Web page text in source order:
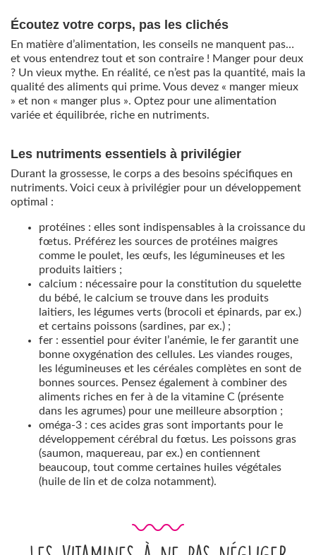
Écoutez votre corps, pas les clichés
En matière d’alimentation, les conseils ne manquent pas…
et vous entendrez tout et son contraire ! Manger pour deux
? Un vieux mythe. En réalité, ce n’est pas la quantité, mais la
qualité des aliments qui prime. Vous devez « manger mieux
» et non « manger plus ». Optez pour une alimentation
variée et équilibrée, riche en nutriments.
Les nutriments essentiels à privilégier
Durant la grossesse, le corps a des besoins spécifiques en
nutriments. Voici ceux à privilégier pour un développement
optimal :
protéines : elles sont indispensables à la croissance du
fœtus. Préférez les sources de protéines maigres
comme le poulet, les œufs, les légumineuses et les
produits laitiers ;
calcium : nécessaire pour la constitution du squelette
du bébé, le calcium se trouve dans les produits
laitiers, les légumes verts (brocoli et épinards, par ex.)
et certains poissons (sardines, par ex.) ;
fer : essentiel pour éviter l’anémie, le fer garantit une
bonne oxygénation des cellules. Les viandes rouges,
les légumineuses et les céréales complètes en sont de
bonnes sources. Pensez également à combiner des
aliments riches en fer à de la vitamine C (présente
dans les agrumes) pour une meilleure absorption ;
oméga-3 : ces acides gras sont importants pour le
développement cérébral du fœtus. Les poissons gras
(saumon, maquereau, par ex.) en contiennent
beaucoup, tout comme certaines huiles végétales
(huile de lin et de colza notamment).